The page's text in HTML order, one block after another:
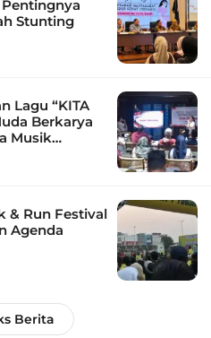
Stunting
Lagu “KITA
Berkarya
Musik
& Run Festival
Agenda
Berita